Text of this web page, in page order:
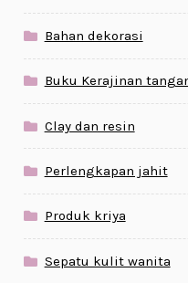
Bahan dekorasi
Buku Kerajinan
Clay dan resin
Perlengkapan jahit
Produk kriya
Sepatu kulit wanita